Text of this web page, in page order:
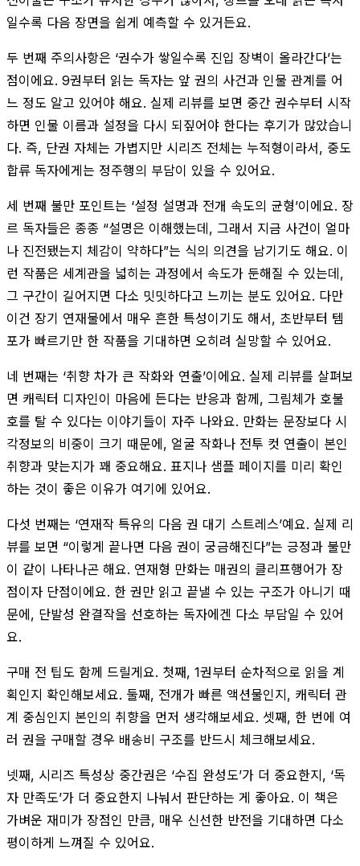
일수록 다음 장면을 쉽게 예측할 수 있거든요.
두 번째 주의사항은 ‘권수가 쌓일수록 진입 장벽이 올라간다’는
점이에요. 9권부터 읽는 독자는 앞 권의 사건과 인물 관계를 어
느 정도 알고 있어야 해요. 실제 리뷰를 보면 중간 권수부터 시작
하면 인물 이름과 설정을 다시 되짚어야 한다는 후기가 많았습니
다. 즉, 단권 자체는 가볍지만 시리즈 전체는 누적형이라서, 중도
합류 독자에게는 정주행의 부담이 있을 수 있어요.
세 번째 불만 포인트는 ‘설정 설명과 전개 속도의 균형’이에요. 장
르 독자들은 종종 “설명은 이해했는데, 그래서 지금 사건이 얼마
나 진전됐는지 체감이 약하다”는 식의 의견을 남기기도 해요. 이
런 작품은 세계관을 넓히는 과정에서 속도가 둔해질 수 있는데,
그 구간이 길어지면 다소 밋밋하다고 느끼는 분도 있어요. 다만
이건 장기 연재물에서 매우 흔한 특성이기도 해서, 초반부터 템
포가 빠르기만 한 작품을 기대하면 오히려 실망할 수 있어요.
네 번째는 ‘취향 차가 큰 작화와 연출’이에요. 실제 리뷰를 살펴보
면 캐릭터 디자인이 마음에 든다는 반응과 함께, 그림체가 호불
호를 탈 수 있다는 이야기들이 자주 나와요. 만화는 문장보다 시
각정보의 비중이 크기 때문에, 얼굴 작화나 전투 컷 연출이 본인
취향과 맞는지가 꽤 중요해요. 표지나 샘플 페이지를 미리 확인
하는 것이 좋은 이유가 여기에 있어요.
다섯 번째는 ‘연재작 특유의 다음 권 대기 스트레스’예요. 실제 리
뷰를 보면 “이렇게 끝나면 다음 권이 궁금해진다”는 긍정과 불만
이 같이 나타나곤 해요. 연재형 만화는 매권의 클리프행어가 장
점이자 단점이에요. 한 권만 읽고 끝낼 수 있는 구조가 아니기 때
문에, 단발성 완결작을 선호하는 독자에겐 다소 부담일 수 있어
요.
구매 전 팁도 함께 드릴게요. 첫째, 1권부터 순차적으로 읽을 계
획인지 확인해보세요. 둘째, 전개가 빠른 액션물인지, 캐릭터 관
계 중심인지 본인의 취향을 먼저 생각해보세요. 셋째, 한 번에 여
러 권을 구매할 경우 배송비 구조를 반드시 체크해보세요.
넷째, 시리즈 특성상 중간권은 ‘수집 완성도’가 더 중요한지, ‘독
자 만족도’가 더 중요한지 나눠서 판단하는 게 좋아요. 이 책은
가벼운 재미가 장점인 만큼, 매우 신선한 반전을 기대하면 다소
평이하게 느껴질 수 있어요.